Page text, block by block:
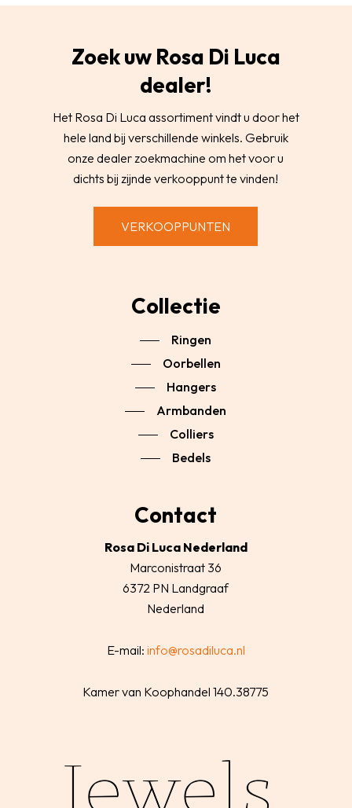
Zoek uw Rosa Di Luca
dealer!
Het Rosa Di Luca assortiment vindt u door het
hele land bij verschillende winkels. Gebruik
onze dealer zoekmachine om het voor u
dichts bij zijnde verkooppunt te vinden!
VERKOOPPUNTEN
Collectie
Ringen
Oorbellen
Hangers
Armbanden
Colliers
Bedels
Contact
Rosa Di Luca Nederland
Marconistraat 36
6372 PN Landgraaf
Nederland
E-mail: info@rosadiluca.nl
Kamer van Koophandel 140.38775